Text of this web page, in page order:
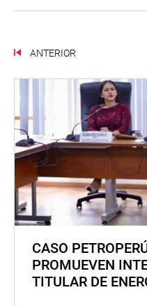
ANTERIOR
CASO
PROMUEVEN
TITULAR DE